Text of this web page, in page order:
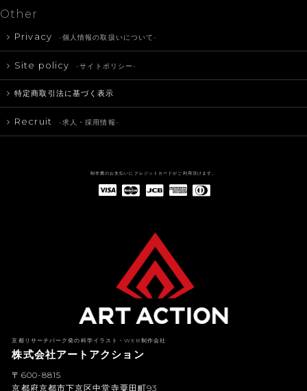
Other
Privacy -個人情報の取扱いについて-
Site policy -サイトポリシー-
特定商取引法に基づく表示
Recruit -求人・採用情報-
制作費のお支払いにクレジットカードがご利用頂けます。
京都リサーチパーク発の科学イラスト・WEB制作会社
株式会社アートアクション
〒600-8815
京都府京都市下京区中堂寺粟田町93